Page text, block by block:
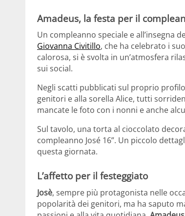
Amadeus, la festa per il
Un compleanno speciale e all’insegna
Giovanna Civitillo, che ha celebrato i
calorosa, si è svolta in un’atmosfera
sui social.
Negli scatti pubblicati sul proprio profilo
genitori e alla sorella Alice, tutti
mancate le foto con i nonni e anche
Sul tavolo, una torta al cioccolato
compleanno José 16”. Un piccolo
questa giornata.
L’affetto per il festeggiato
Josè, sempre più protagonista nelle
popolarità dei genitori, ma ha saputo